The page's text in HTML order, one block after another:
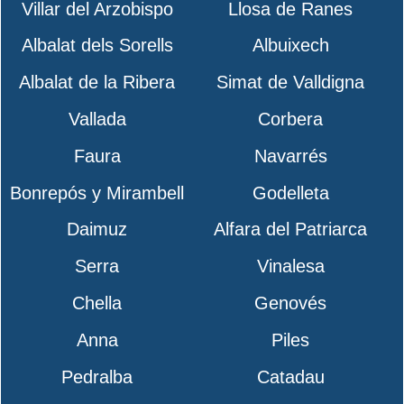
Villar del Arzobispo
Llosa de Ranes
Albalat dels Sorells
Albuixech
Albalat de la Ribera
Simat de Valldigna
Vallada
Corbera
Faura
Navarrés
Bonrepós y Mirambell
Godelleta
Daimuz
Alfara del Patriarca
Serra
Vinalesa
Chella
Genovés
Anna
Piles
Pedralba
Catadau